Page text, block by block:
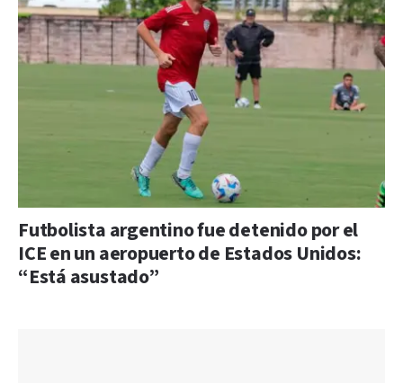
Futbolista argentino fue detenido por el
ICE en un aeropuerto de Estados Unidos:
“Está asustado”